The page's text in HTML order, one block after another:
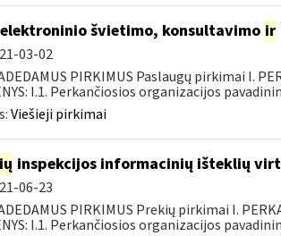
švietimo, konsultavimo ir
03-02
PIRKIMUS Paslaugų pirkimai I.
I.1. Perkančiosios organizacijos
Viešieji pirkimai
inspekcijos informacinių išteklių
06-23
PIRKIMUS Prekių pirkimai I.
I.1. Perkančiosios organizacijos